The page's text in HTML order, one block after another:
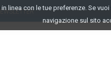
linea con le tue preferenze. Se
navigazione sul sito